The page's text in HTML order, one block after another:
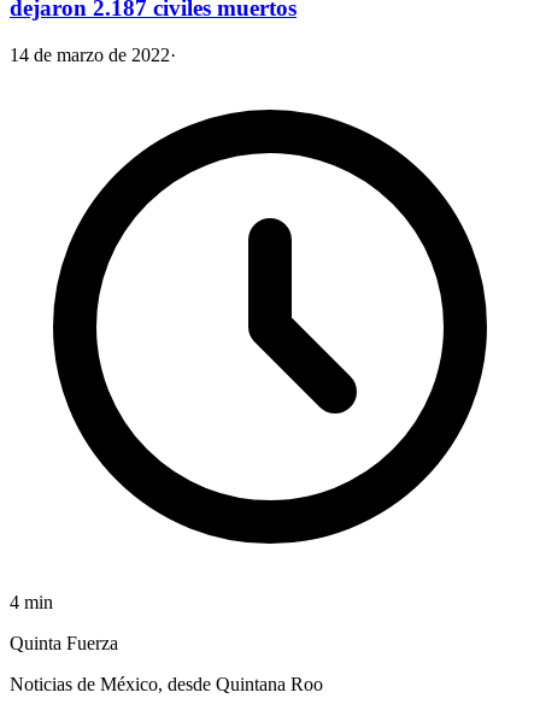
dejaron 2.187 civiles muertos
14 de marzo de 2022·
4 min
Quinta Fuerza
Noticias de México, desde Quintana Roo